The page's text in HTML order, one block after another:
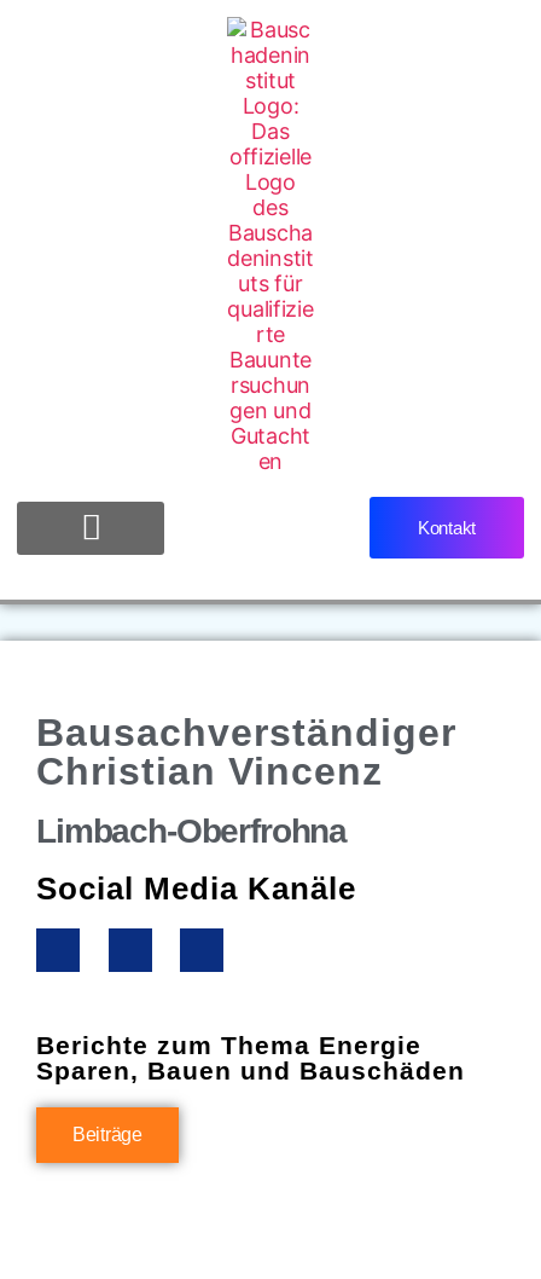
Kontakt
Bausachverständiger
Christian Vincenz
Limbach-Oberfrohna
Social Media Kanäle
Berichte zum Thema Energie
Sparen, Bauen und Bauschäden
Beiträge